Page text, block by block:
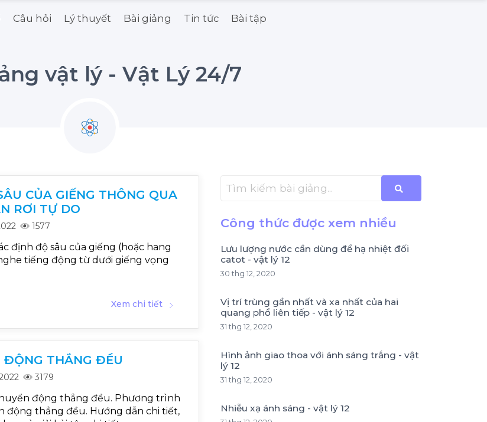
Câu hỏi Lý thuyết Bài giảng Tin tức Bài tập
vật lý - Vật Lý 24/7
CỦA GIẾNG THÔNG QUA
RƠI TỰ DO
1577
định độ sâu của giếng (hoặc hang
tiếng động từ dưới giếng vọng
Xem chi tiết
ĐỘNG THẲNG ĐỀU
3179
động thẳng đều. Phương trình
động thẳng đều. Hướng dẫn chi tiết,
Công thức được xem nhiều
Lưu lượng nước cần dùng để hạ nhiệt đối
catot - vật lý 12
30 thg 12, 2020
Vị trí trùng gần nhất và xa nhất của hai
quang phổ liên tiếp - vật lý 12
31 thg 12, 2020
Hình ảnh giao thoa với ánh sáng trắng - vật
lý 12
31 thg 12, 2020
Nhiễu xạ ánh sáng - vật lý 12